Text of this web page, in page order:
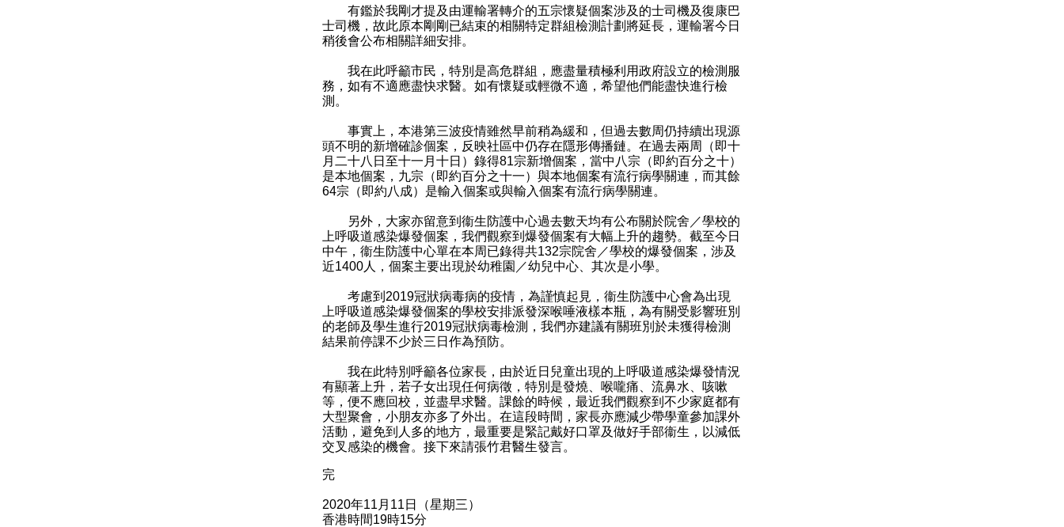
有鑑於我剛才提及由運輸署轉介的五宗懷疑個案涉及的士司機及復康巴
士司機，故此原本剛剛已結束的相關特定群組檢測計劃將延長，運輸署今日
稍後會公布相關詳細安排。
我在此呼籲市民，特別是高危群組，應盡量積極利用政府設立的檢測服
務，如有不適應盡快求醫。如有懷疑或輕微不適，希望他們能盡快進行檢
測。
事實上，本港第三波疫情雖然早前稍為緩和，但過去數周仍持續出現源
頭不明的新增確診個案，反映社區中仍存在隱形傳播鏈。在過去兩周（即十
月二十八日至十一月十日）錄得81宗新增個案，當中八宗（即約百分之十）
是本地個案，九宗（即約百分之十一）與本地個案有流行病學關連，而其餘
64宗（即約八成）是輸入個案或與輸入個案有流行病學關連。
另外，大家亦留意到衞生防護中心過去數天均有公布關於院舍／學校的
上呼吸道感染爆發個案，我們觀察到爆發個案有大幅上升的趨勢。截至今日
中午，衞生防護中心單在本周已錄得共132宗院舍／學校的爆發個案，涉及
近1400人，個案主要出現於幼稚園／幼兒中心、其次是小學。
考慮到2019冠狀病毒病的疫情，為謹慎起見，衞生防護中心會為出現
上呼吸道感染爆發個案的學校安排派發深喉唾液樣本瓶，為有關受影響班別
的老師及學生進行2019冠狀病毒檢測，我們亦建議有關班別於未獲得檢測
結果前停課不少於三日作為預防。
我在此特別呼籲各位家長，由於近日兒童出現的上呼吸道感染爆發情況
有顯著上升，若子女出現任何病徵，特別是發燒、喉嚨痛、流鼻水、咳嗽
等，便不應回校，並盡早求醫。課餘的時候，最近我們觀察到不少家庭都有
大型聚會，小朋友亦多了外出。在這段時間，家長亦應減少帶學童參加課外
活動，避免到人多的地方，最重要是緊記戴好口罩及做好手部衞生，以減低
交叉感染的機會。接下來請張竹君醫生發言。
完
2020年11月11日（星期三）
香港時間19時15分